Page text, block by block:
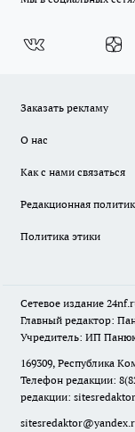
Заказать рекламу
О нас
Как с нами связаться
Редакционная
Политика этики
Сетевое издание
Главный редактор:
Учредитель: ИП
169309, Республика
Телефон редакции:
редакции: